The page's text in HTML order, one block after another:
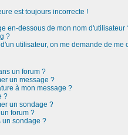
est toujours incorrecte !
en-dessous de mon nom d'utilisateur
?
utilisateur, on me demande de me
un forum ?
un message ?
à mon message ?
?
un sondage ?
forum ?
un sondage ?